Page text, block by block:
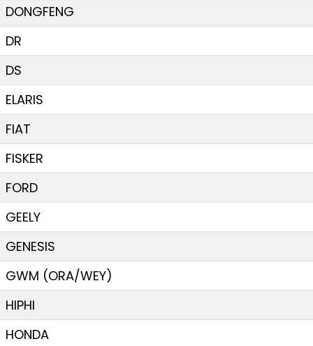
DONGFENG
DR
DS
ELARIS
FIAT
FISKER
FORD
GEELY
GENESIS
GWM (ORA/WEY)
HIPHI
HONDA